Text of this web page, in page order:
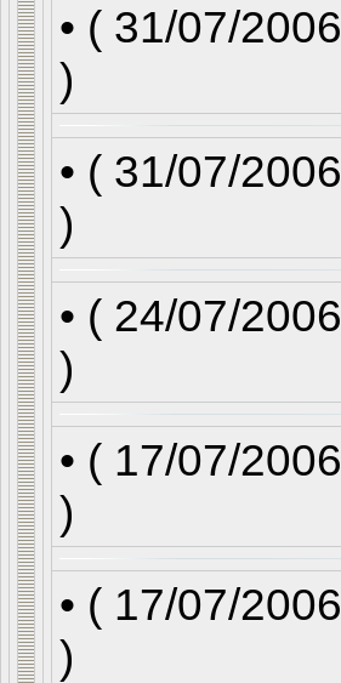
• ( 31/07/2006
)
• ( 31/07/2006
)
• ( 24/07/2006
)
• ( 17/07/2006
)
• ( 17/07/2006
)